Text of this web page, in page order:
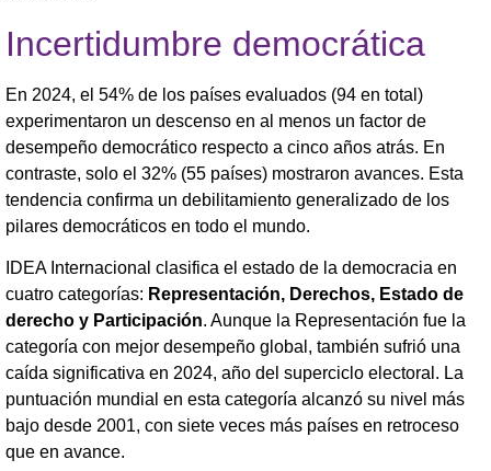
Incertidumbre democrática
En 2024, el 54% de los países evaluados (94 en total)
experimentaron un descenso en al menos un factor de
desempeño democrático respecto a cinco años atrás. En
contraste, solo el 32% (55 países) mostraron avances. Esta
tendencia confirma un debilitamiento generalizado de los
pilares democráticos en todo el mundo.
IDEA Internacional clasifica el estado de la democracia en
cuatro categorías: Representación, Derechos, Estado de
derecho y Participación. Aunque la Representación fue la
categoría con mejor desempeño global, también sufrió una
caída significativa en 2024, año del superciclo electoral. La
puntuación mundial en esta categoría alcanzó su nivel más
bajo desde 2001, con siete veces más países en retroceso
que en avance.